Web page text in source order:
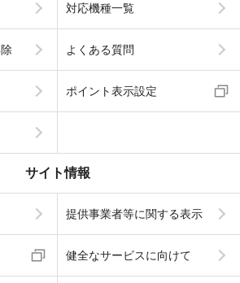
対応機種一覧
よくある質問
ポイント表示設定
サイト情報
提供事業者等に関する表示
健全なサービスに向けて